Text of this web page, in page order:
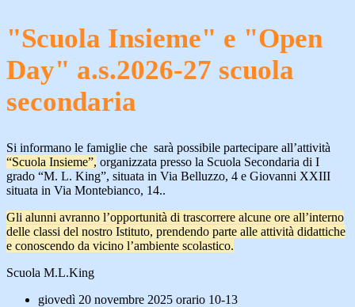
"Scuola Insieme" e "Open
Day" a.s.2026-27 scuola
secondaria
Si informano le famiglie che sarà possibile partecipare all’attività
“Scuola Insieme”, organizzata presso la Scuola Secondaria di I
grado “M. L. King”, situata in Via Belluzzo, 4 e Giovanni XXIII
situata in Via Montebianco, 14..
Gli alunni avranno l’opportunità di trascorrere alcune ore all’interno
delle classi del nostro Istituto, prendendo parte alle attività didattiche
e conoscendo da vicino l’ambiente scolastico.
Scuola M.L.King
giovedì 20 novembre 2025 orario 10-13